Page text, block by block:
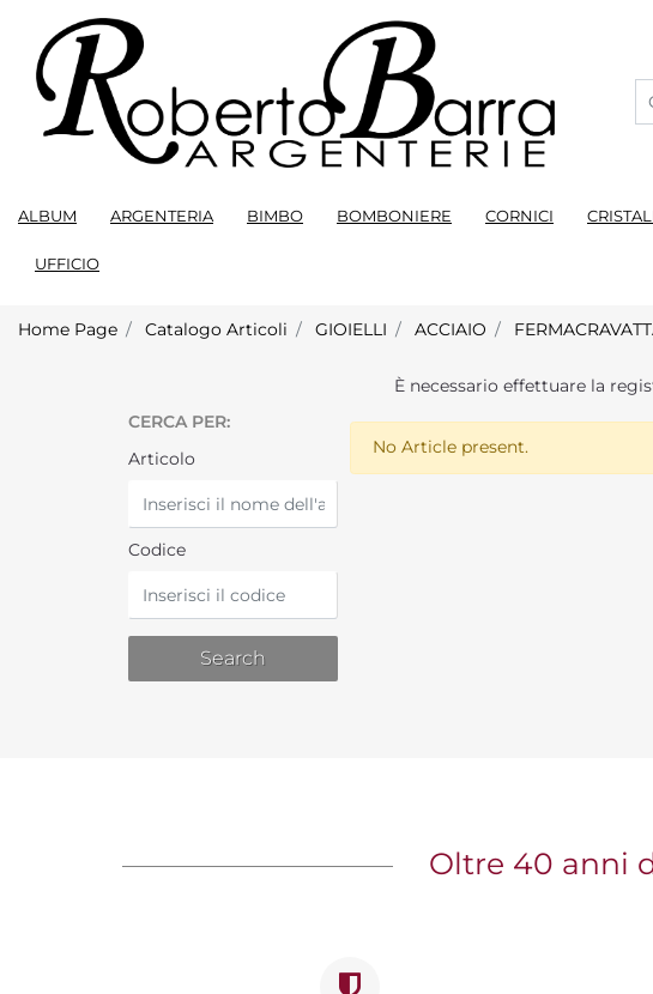
ALBUM ARGENTERIA BIMBO BOMBONIERE CORNICI
UFFICIO
Home Page Catalogo Articoli GIOIELLI ACCIAIO
CERCA PER:
Articolo
Codice
È necessario effettuare la
No Article present.
Oltre 40 anni